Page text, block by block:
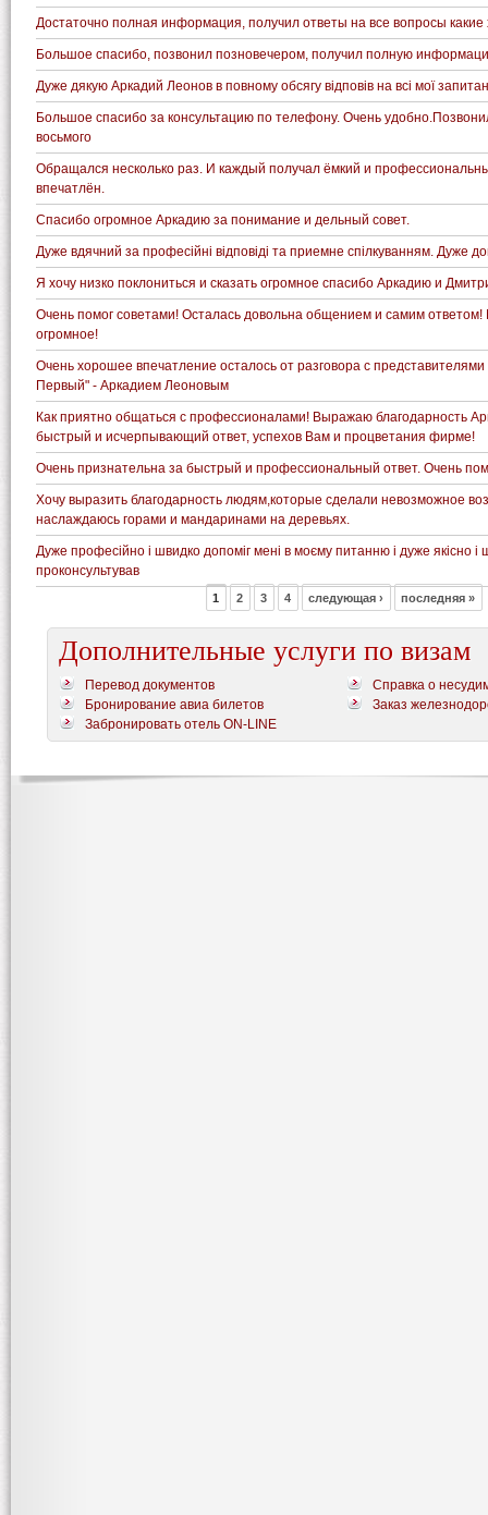
Достаточно полная информация, получил ответы на все вопросы какие
Большое спасибо, позвонил позновечером, получил полную
Дуже дякую Аркадий Леонов в повному обсягу відповів на всі мої
Большое спасибо за консультацию по телефону. Очень
восьмого
Обращался несколько раз. И каждый получал ёмкий и
впечатлён.
Спасибо огромное Аркадию за понимание и дельный совет.
Дуже вдячний за професійні відповіді та приемне спілкуванням. Дуже
Я хочу низко поклониться и сказать огромное спасибо Аркадию и
Очень помог советами! Осталась довольна общением и самим
огромное!
Очень хорошее впечатление осталось от разговора с
Первый" - Аркадием Леоновым
Как приятно общаться с профессионалами! Выражаю благодарность
быстрый и исчерпывающий ответ, успехов Вам и процветания фирме!
Очень признательна за быстрый и профессиональный ответ. Очень
Хочу выразить благодарность людям,которые сделали невозможное
наслаждаюсь горами и мандаринами на деревьях.
Дуже професійно і швидко допоміг мені в моєму питанню і дуже якісно і
проконсультував
1 2 3 4 следующая › последняя »
Дополнительные услуги по визам
Перевод документов
Справка о
Бронирование авиа билетов
Заказ
Забронировать отель ON-LINE